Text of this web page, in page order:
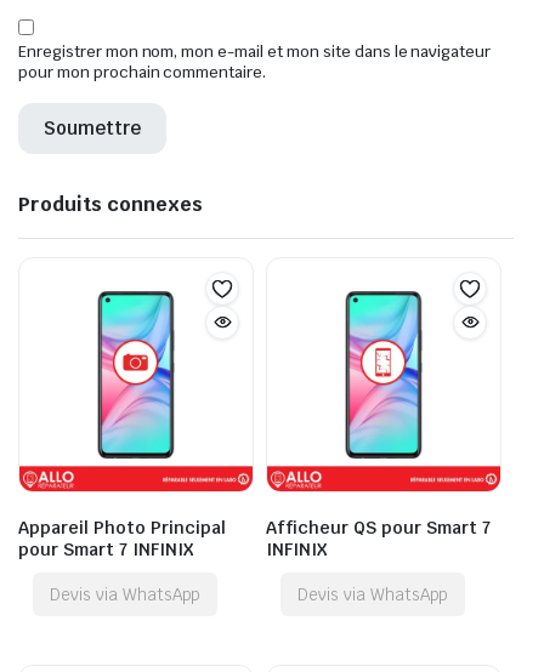
Enregistrer mon nom, mon e-mail et mon site dans le navigateur
pour mon prochain commentaire.
Produits connexes
Appareil Photo Principal
pour Smart 7 INFINIX
Devis via WhatsApp
Afficheur QS pour Smart 7
INFINIX
Devis via WhatsApp